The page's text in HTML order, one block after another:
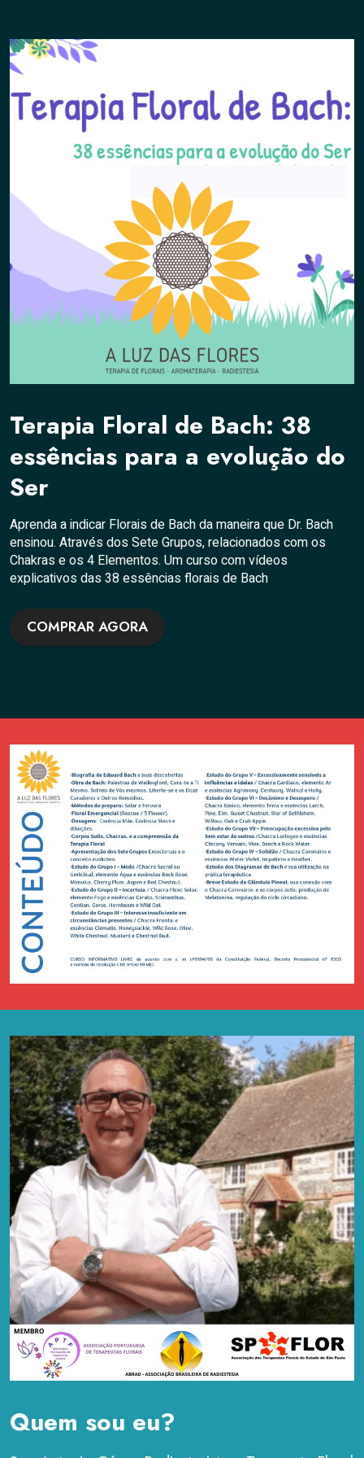
Terapia Floral de Bach: 38
essências para a evolução do
Ser
Aprenda a indicar Florais de Bach da maneira que Dr. Bach
ensinou. Através dos Sete Grupos, relacionados com os
Chakras e os 4 Elementos. Um curso com vídeos
explicativos das 38 essências florais de Bach
COMPRAR AGORA
Quem sou eu?